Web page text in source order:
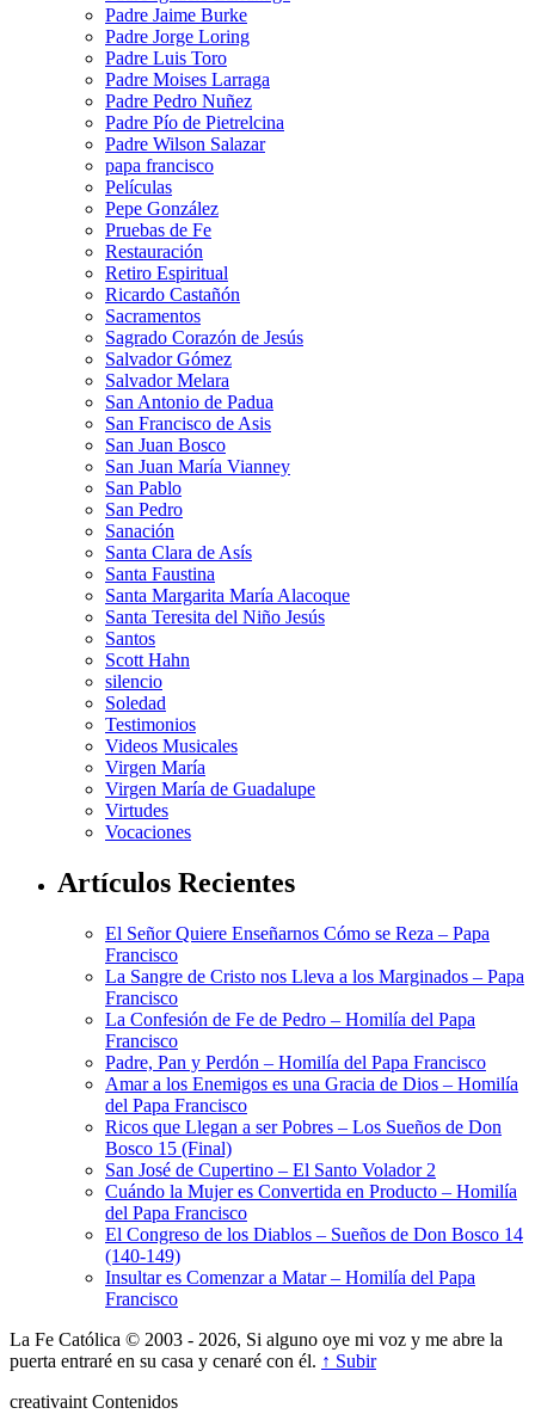
Padre Jaime Burke
Padre Jorge Loring
Padre Luis Toro
Padre Moises Larraga
Padre Pedro Nuñez
Padre Pío de Pietrelcina
Padre Wilson Salazar
papa francisco
Películas
Pepe González
Pruebas de Fe
Restauración
Retiro Espiritual
Ricardo Castañón
Sacramentos
Sagrado Corazón de Jesús
Salvador Gómez
Salvador Melara
San Antonio de Padua
San Francisco de Asis
San Juan Bosco
San Juan María Vianney
San Pablo
San Pedro
Sanación
Santa Clara de Asís
Santa Faustina
Santa Margarita María Alacoque
Santa Teresita del Niño Jesús
Santos
Scott Hahn
silencio
Soledad
Testimonios
Videos Musicales
Virgen María
Virgen María de Guadalupe
Virtudes
Vocaciones
Artículos Recientes
El Señor Quiere Enseñarnos Cómo se Reza – Papa
Francisco
La Sangre de Cristo nos Lleva a los Marginados – Papa
Francisco
La Confesión de Fe de Pedro – Homilía del Papa
Francisco
Padre, Pan y Perdón – Homilía del Papa Francisco
Amar a los Enemigos es una Gracia de Dios – Homilía
del Papa Francisco
Ricos que Llegan a ser Pobres – Los Sueños de Don
Bosco 15 (Final)
San José de Cupertino – El Santo Volador 2
Cuándo la Mujer es Convertida en Producto – Homilía
del Papa Francisco
El Congreso de los Diablos – Sueños de Don Bosco 14
(140-149)
Insultar es Comenzar a Matar – Homilía del Papa
Francisco
La Fe Católica © 2003 - 2026, Si alguno oye mi voz y me abre la
puerta entraré en su casa y cenaré con él. ↑ Subir
creativaint Contenidos